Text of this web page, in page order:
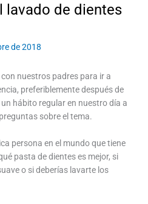
lavado de dientes
de 2018
nuestros padres para ir a
preferiblemente después de
hábito regular en nuestro día a
sobre el tema.
persona en el mundo que tiene
pasta de dientes es mejor, si
o si deberías lavarte los